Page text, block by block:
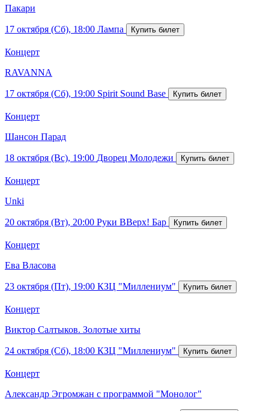
Пакари
17 октября (Сб), 18:00 Лампа
Концерт
RAVANNA
17 октября (Сб), 19:00 Spirit Sound Base
Концерт
Шансон Парад
18 октября (Вс), 19:00 Дворец Молодежи
Концерт
Unki
20 октября (Вт), 20:00 Руки ВВерх! Бар
Концерт
Ева Власова
23 октября (Пт), 19:00 КЗЦ "Миллениум"
Концерт
Виктор Салтыков. Золотые хиты
24 октября (Сб), 18:00 КЗЦ "Миллениум"
Концерт
Александр Эгромжан с программой "Монолог"